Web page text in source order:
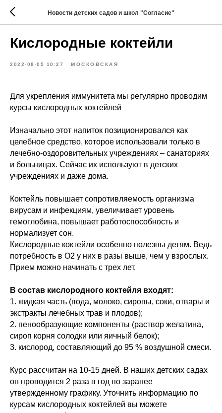
Новости детских садов и школ "Согласие"
Кислородные коктейли
2022-08-05 10:27 МОСКОВСКАЯ
Для укрепления иммунитета мы регулярно проводим
курсы кислородных коктейлей
Изначально этот напиток позиционировался как
целебное средство, которое использовали только в
лечебно-оздоровительных учреждениях – санаториях
и больницах. Сейчас их используют в детских
учреждениях и даже дома.
Коктейль повышает сопротивляемость организма
вирусам и инфекциям, увеличивает уровень
гемоглобина, повышает работоспособность и
нормализует сон.
Кислородные коктейли особенно полезны детям. Ведь
потребность в О2 у них в разы выше, чем у взрослых.
Прием можно начинать с трех лет.
В состав кислородного коктейля входят:
1. жидкая часть (вода, молоко, сиропы, соки, отвары и
экстракты лечебных трав и плодов);
2. пенообразующие компоненты (раствор желатина,
сироп корня солодки или яичный белок);
3. кислород, составляющий до 95 % воздушной смеси.
Курс рассчитан на 10-15 дней. В наших детских садах
он проводится 2 раза в год по заранее
утвержденному графику. Уточнить информацию по
курсам кислородных коктейлей вы можете